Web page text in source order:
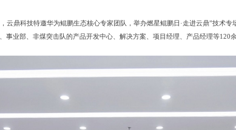
云鼎科技特邀华为鲲鹏生态核心专家团队，举办燃星鲲鹏日·走进云鼎”技术
事业部、非煤突击队的产品开发中心、解决方案、项目经理、产品经理等120余